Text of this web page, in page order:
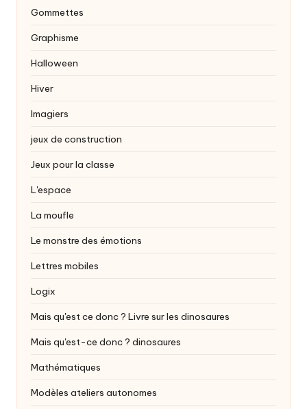
Gommettes
Graphisme
Halloween
Hiver
Imagiers
jeux de construction
Jeux pour la classe
L'espace
La moufle
Le monstre des émotions
Lettres mobiles
Logix
Mais qu'est ce donc ? Livre sur les dinosaures
Mais qu'est-ce donc ? dinosaures
Mathématiques
Modèles ateliers autonomes